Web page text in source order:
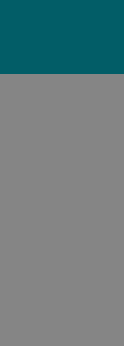
Толбухина, 2,